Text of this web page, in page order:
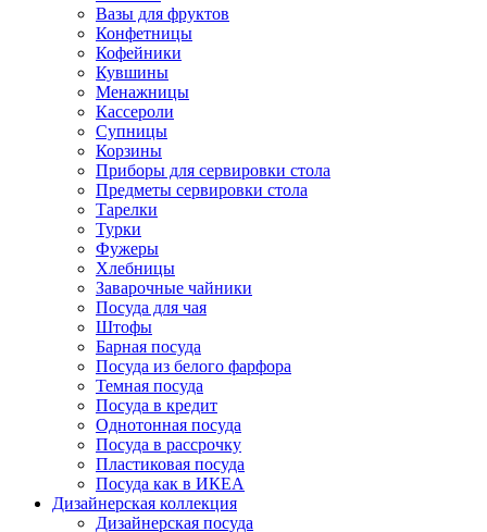
Вазы для фруктов
Конфетницы
Кофейники
Кувшины
Менажницы
Кассероли
Супницы
Корзины
Приборы для сервировки стола
Предметы сервировки стола
Тарелки
Турки
Фужеры
Хлебницы
Заварочные чайники
Посуда для чая
Штофы
Барная посуда
Посуда из белого фарфора
Темная посуда
Посуда в кредит
Однотонная посуда
Посуда в рассрочку
Пластиковая посуда
Посуда как в ИКЕА
Дизайнерская коллекция
Дизайнерская посуда